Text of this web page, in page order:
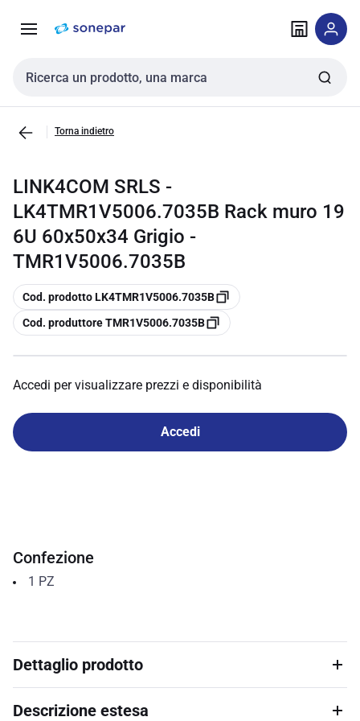
navigazione alla
Cerca input
Torna indietro
LINK4COM SRLS -
LK4TMR1V5006.7035B Rack muro 19
6U 60x50x34 Grigio -
TMR1V5006.7035B
copia
Cod. prodotto LK4TMR1V5006.7035B
copia
Cod. produttore TMR1V5006.7035B
Accedi per visualizzare prezzi e disponibilità
Accedi
Confezione
1 PZ
Dettaglio prodotto
Descrizione estesa